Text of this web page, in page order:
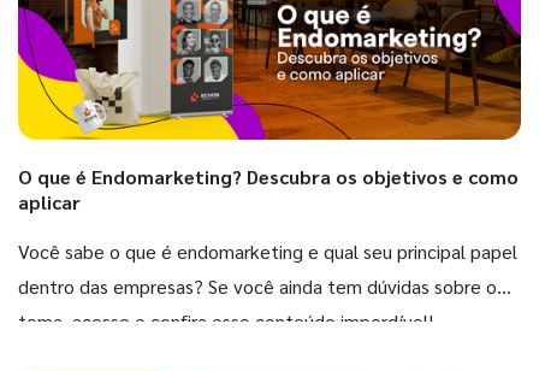
O que é Endomarketing? Descubra os objetivos e como
aplicar
Você sabe o que é endomarketing e qual seu principal papel
dentro das empresas? Se você ainda tem dúvidas sobre o
tema, acesse e confira esse conteúdo imperdível!